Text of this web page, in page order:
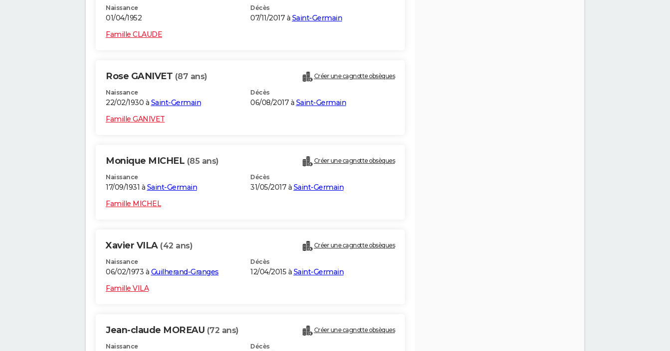
Naissance
01/04/1952
Décès
07/11/2017 à Saint-Germain
Famille CLAUDE
Rose GANIVET (87 ans) Créer une cagnotte obsèques
Naissance
22/02/1930 à Saint-Germain
Décès
06/08/2017 à Saint-Germain
Famille GANIVET
Monique MICHEL (85 ans) Créer une cagnotte obsèques
Naissance
17/09/1931 à Saint-Germain
Décès
31/05/2017 à Saint-Germain
Famille MICHEL
Xavier VILA (42 ans) Créer une cagnotte obsèques
Naissance
06/02/1973 à Guilherand-Granges
Décès
12/04/2015 à Saint-Germain
Famille VILA
Jean-claude MOREAU (72 ans) Créer une cagnotte obsèques
Naissance Décès